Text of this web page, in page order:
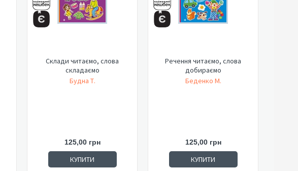
Склади читаємо, слова
складаємо
Будна Т.
125,00 грн
КУПИТИ
Речення читаємо, слова
добираємо
Беденко М.
125,00 грн
КУПИТИ